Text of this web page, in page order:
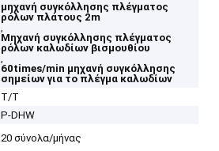
μηχανή συγκόλλησης πλέγματος
ρόλων πλάτους 2m
,
Μηχανή συγκόλλησης πλέγματος
ρόλων καλωδίων βισμουθίου
,
60times/min μηχανή συγκόλλησης
σημείων για το πλέγμα καλωδίων
T/T
Ρ-DHW
20 σύνολα/μήνας